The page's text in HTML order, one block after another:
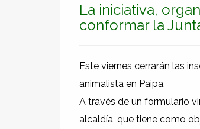
La iniciativa,
conformar la
Este viernes cerrarán las
animalista en Paipa.
A través de un formulario
alcaldía, que tiene como